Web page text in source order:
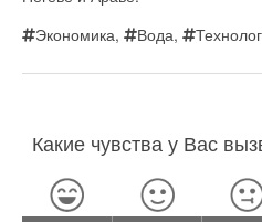
Экономика, Вода,
Какие чувства у Вас